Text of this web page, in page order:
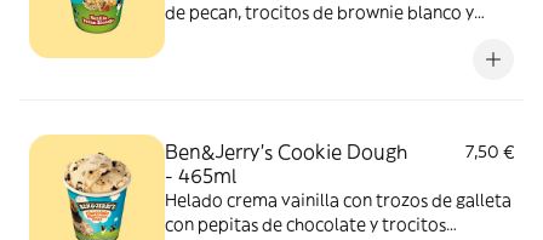
de pecan, trocitos de brownie blanco y
Ben&Jerry’s Cookie Dough
- 465ml
7,50 €
Helado crema vainilla con trozos de galleta
con pepitas de chocolate y trocitos